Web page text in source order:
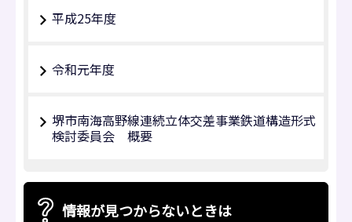
平成25年度
令和元年度
堺市南海高野線連続立体交差事業鉄道構造形式
検討委員会 概要
情報が見つからないときは